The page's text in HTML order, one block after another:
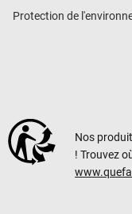
Protection de
Nos
! Trouvez